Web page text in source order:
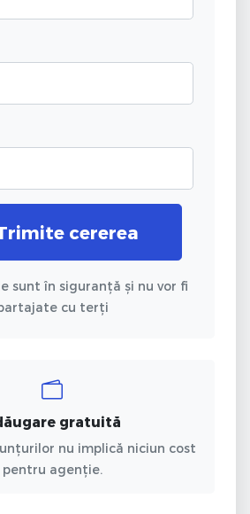
cererea
sunt în siguranță și nu vor fi
cu terți
gratuită
nu implică niciun cost
pentru agenție.